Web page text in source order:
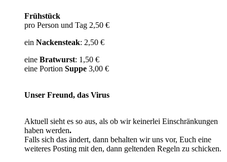
Frühstück
pro Person und Tag 2,50 €
ein Nackensteak: 2,50 €
eine Bratwurst: 1,50 €
eine Portion Suppe 3,00 €
Unser Freund, das Virus
Aktuell sieht es so aus, als ob wir keinerlei Einschränkungen
haben werden.
Falls sich das ändert, dann behalten wir uns vor, Euch eine
weiteres Posting mit den, dann geltenden Regeln zu schicken.